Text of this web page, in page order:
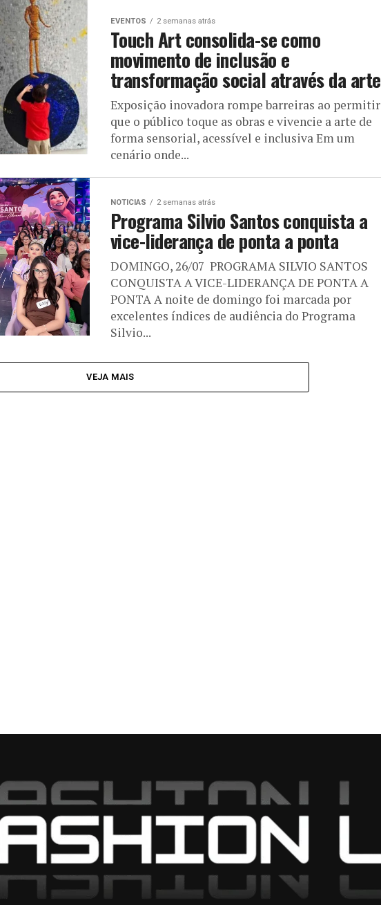
EVENTOS 2 semanas atrás
Touch Art consolida-se como
movimento de inclusão e
transformação social através da arte
Exposição inovadora rompe barreiras ao permitir
que o público toque as obras e vivencie a arte de
forma sensorial, acessível e inclusiva Em um
cenário onde...
NOTICIAS 2 semanas atrás
Programa Silvio Santos conquista a
vice-liderança de ponta a ponta
DOMINGO, 26/07 PROGRAMA SILVIO SANTOS
CONQUISTA A VICE-LIDERANÇA DE PONTA A
PONTA A noite de domingo foi marcada por
excelentes índices de audiência do Programa
Silvio...
VEJA MAIS